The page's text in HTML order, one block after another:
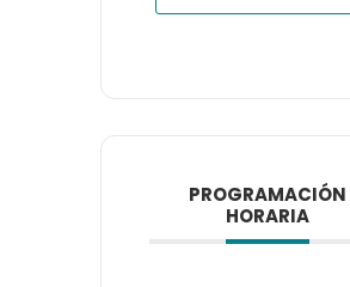
PROGRAMACIÓN
HORARIA